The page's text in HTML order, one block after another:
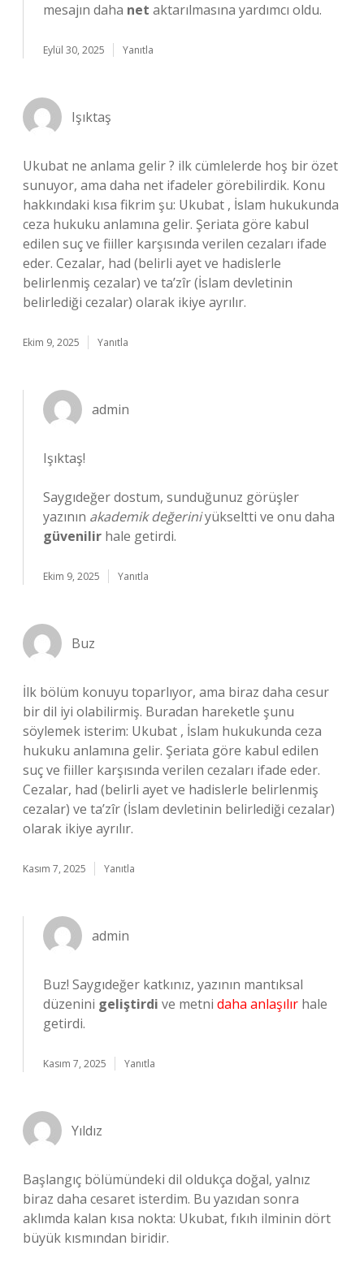
mesajın daha net aktarılmasına yardımcı oldu.
Eylül 30, 2025 Yanıtla
Işıktaş
Ukubat ne anlama gelir ? ilk cümlelerde hoş bir özet
sunuyor, ama daha net ifadeler görebilirdik. Konu
hakkındaki kısa fikrim şu: Ukubat , İslam hukukunda
ceza hukuku anlamına gelir. Şeriata göre kabul
edilen suç ve fiiller karşısında verilen cezaları ifade
eder. Cezalar, had (belirli ayet ve hadislerle
belirlenmiş cezalar) ve ta’zîr (İslam devletinin
belirlediği cezalar) olarak ikiye ayrılır.
Ekim 9, 2025 Yanıtla
admin
Işıktaş!
Saygıdeğer dostum, sunduğunuz görüşler
yazının akademik değeriniyükseltti ve onu daha
güvenilir hale getirdi.
Ekim 9, 2025 Yanıtla
Buz
İlk bölüm konuyu toparlıyor, ama biraz daha cesur
bir dil iyi olabilirmiş. Buradan hareketle şunu
söylemek isterim: Ukubat , İslam hukukunda ceza
hukuku anlamına gelir. Şeriata göre kabul edilen
suç ve fiiller karşısında verilen cezaları ifade eder.
Cezalar, had (belirli ayet ve hadislerle belirlenmiş
cezalar) ve ta’zîr (İslam devletinin belirlediği cezalar)
olarak ikiye ayrılır.
Kasım 7, 2025 Yanıtla
admin
Buz! Saygıdeğer katkınız, yazının mantıksal
düzenini geliştirdi ve metni daha anlaşılır hale
getirdi.
Kasım 7, 2025 Yanıtla
Yıldız
Başlangıç bölümündeki dil oldukça doğal, yalnız
biraz daha cesaret isterdim. Bu yazıdan sonra
aklımda kalan kısa nokta: Ukubat, fıkıh ilminin dört
büyük kısmından biridir.